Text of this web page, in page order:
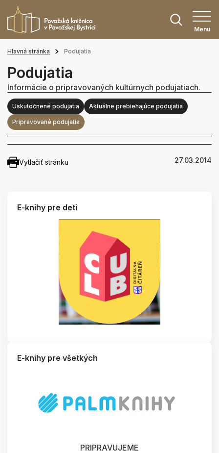
Menu
Hlavná stránka Podujatia
Podujatia
Informácie o pripravovaných kultúrnych podujatiach.
Uskutočnené podujatia Aktuálne prebiehajúce podujatia
Pripravované podujatia
Vytlačiť stránku 27.03.2014
E-knihy pre deti
E-knihy pre všetkých
PRIPRAVUJEME